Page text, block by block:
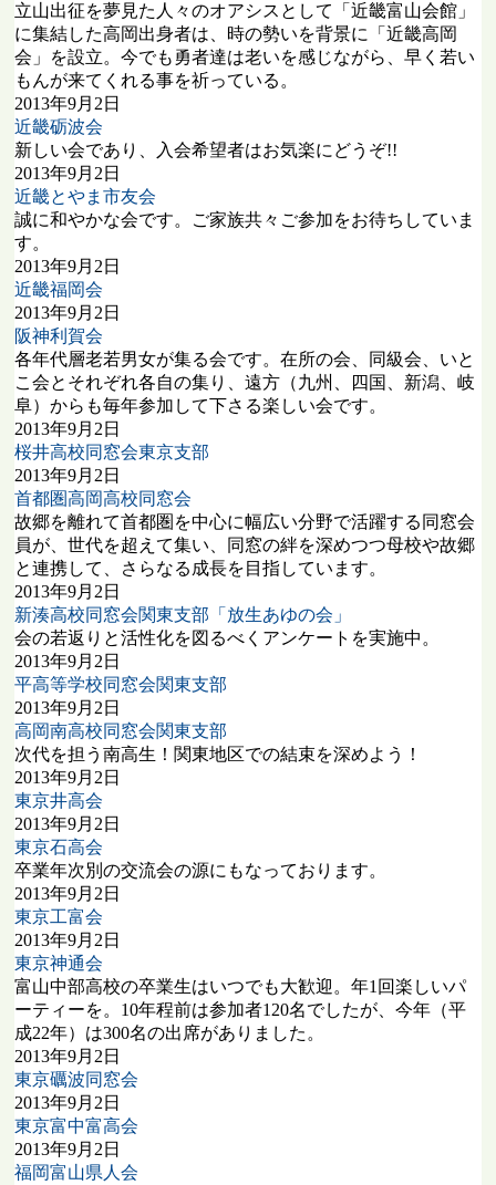
立山出征を夢見た人々のオアシスとして「近畿富山会館」
に集結した高岡出身者は、時の勢いを背景に「近畿高岡
会」を設立。今でも勇者達は老いを感じながら、早く若い
もんが来てくれる事を祈っている。
2013年9月2日
近畿砺波会
新しい会であり、入会希望者はお気楽にどうぞ!!
2013年9月2日
近畿とやま市友会
誠に和やかな会です。ご家族共々ご参加をお待ちしていま
す。
2013年9月2日
近畿福岡会
2013年9月2日
阪神利賀会
各年代層老若男女が集る会です。在所の会、同級会、いと
こ会とそれぞれ各自の集り、遠方（九州、四国、新潟、岐
阜）からも毎年参加して下さる楽しい会です。
2013年9月2日
桜井高校同窓会東京支部
2013年9月2日
首都圏高岡高校同窓会
故郷を離れて首都圏を中心に幅広い分野で活躍する同窓会
員が、世代を超えて集い、同窓の絆を深めつつ母校や故郷
と連携して、さらなる成長を目指しています。
2013年9月2日
新湊高校同窓会関東支部「放生あゆの会」
会の若返りと活性化を図るべくアンケートを実施中。
2013年9月2日
平高等学校同窓会関東支部
2013年9月2日
高岡南高校同窓会関東支部
次代を担う南高生！関東地区での結束を深めよう！
2013年9月2日
東京井高会
2013年9月2日
東京石高会
卒業年次別の交流会の源にもなっております。
2013年9月2日
東京工富会
2013年9月2日
東京神通会
富山中部高校の卒業生はいつでも大歓迎。年1回楽しいパ
ーティーを。10年程前は参加者120名でしたが、今年（平
成22年）は300名の出席がありました。
2013年9月2日
東京礪波同窓会
2013年9月2日
東京富中富高会
2013年9月2日
福岡富山県人会